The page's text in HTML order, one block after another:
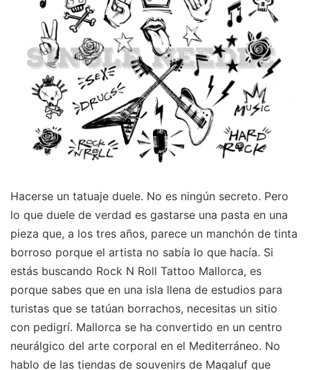
Hacerse un tatuaje duele. No es ningún secreto. Pero
lo que duele de verdad es gastarse una pasta en una
pieza que, a los tres años, parece un manchón de tinta
borroso porque el artista no sabía lo que hacía. Si
estás buscando Rock N Roll Tattoo Mallorca, es
porque sabes que en una isla llena de estudios para
turistas que se tatúan borrachos, necesitas un sitio
con pedigrí. Mallorca se ha convertido en un centro
neurálgico del arte corporal en el Mediterráneo. No
hablo de las tiendas de souvenirs de Magaluf que